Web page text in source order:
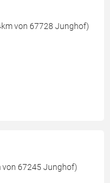
von 67728 Junghof)
von 67245 Junghof)